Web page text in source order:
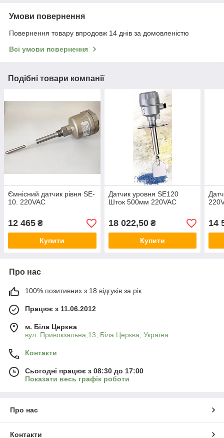
Умови повернення
Повернення товару впродовж 14 днів за домовленістю
Всі умови повернення
Подібні товари компанії
Ємнісний датчик рівня SE-
10. 220VAC
12 465 ₴
Купити
Датчик уровня SE120
Шток 500мм 220VAC
18 022,50₴
Купити
14
Про нас
100% позитивних з 18 відгуків за рік
Працює з 11.06.2012
м. Біла Церква
вул. Привокзальна,13, Біла Церква, Україна
Контакти
Сьогодні працює з 08:30 до 17:00
Показати весь графік роботи
Про нас
Контакти